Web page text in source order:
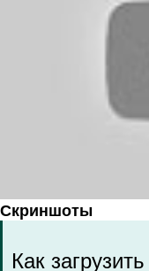
Скриншоты
Как